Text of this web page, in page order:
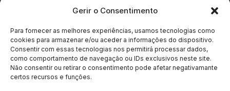
Gerir o Consentimento
Para fornecer as melhores experiências, usamos tecnologias como
cookies para armazenar e/ou aceder a informações do dispositivo.
Consentir com essas tecnologias nos permitirá processar dados,
como comportamento de navegação ou IDs exclusivos neste site.
Não consentir ou retirar o consentimento pode afetar negativamante
certos recursos e funções.
Copyright © 2007-2026
Todos os direitos reservados | Phonelit Unipessoal Lda – NIF 519444370